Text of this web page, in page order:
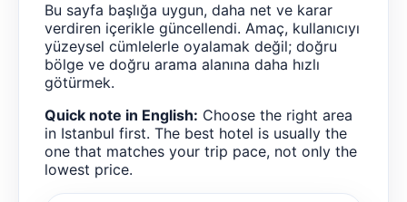
Bu sayfa başlığa uygun, daha net ve karar
verdiren içerikle güncellendi. Amaç, kullanıcıyı
yüzeysel cümlelerle oyalamak değil; doğru
bölge ve doğru arama alanına daha hızlı
götürmek.
Quick note in English: Choose the right area
in Istanbul first. The best hotel is usually the
one that matches your trip pace, not only the
lowest price.